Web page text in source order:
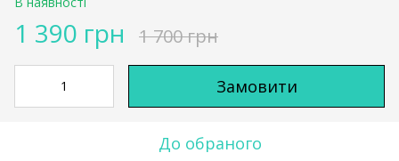
1 390 грн 1 700 грн
Замовити
До обраного